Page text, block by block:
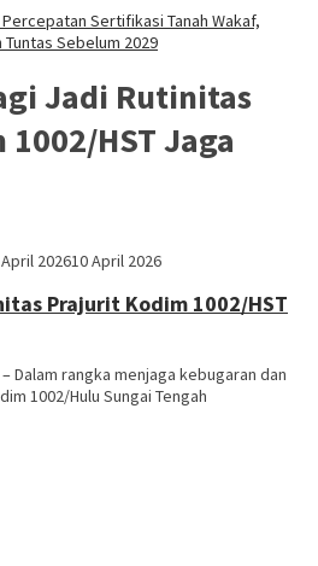
Sertifikasi Tanah Wakaf,
Sebelum 2029
Jadi Rutinitas
HST Jaga
202610 April 2026
Prajurit Kodim 1002/HST
Dalam rangka menjaga kebugaran dan
1002/Hulu Sungai Tengah